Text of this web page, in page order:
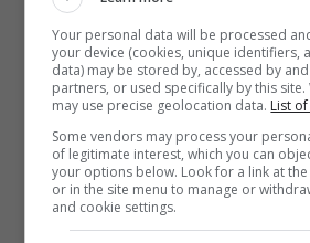
ufficiali della FA e della
Your personal data will be processed
your device (cookies, unique identifiers,
data) may be stored by, accessed by
partners, or used specifically by this
may use precise geolocation data. List
Some vendors may process your
of legitimate interest, which you can
your options below. Look for a link at
or in the site menu to manage or
and cookie settings.